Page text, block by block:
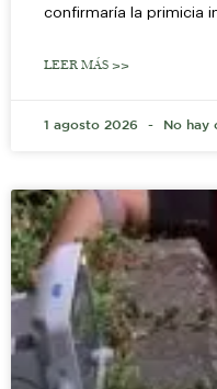
confirmaría la primicia
LEER MÁS >>
1 agosto 2026 No hay